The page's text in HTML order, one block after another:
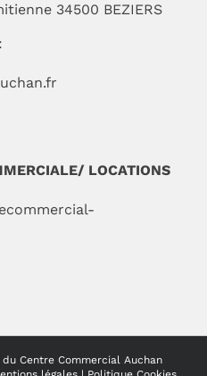
34500 BEZIERS
:
LOCATIONS
Centre Commercial Auchan